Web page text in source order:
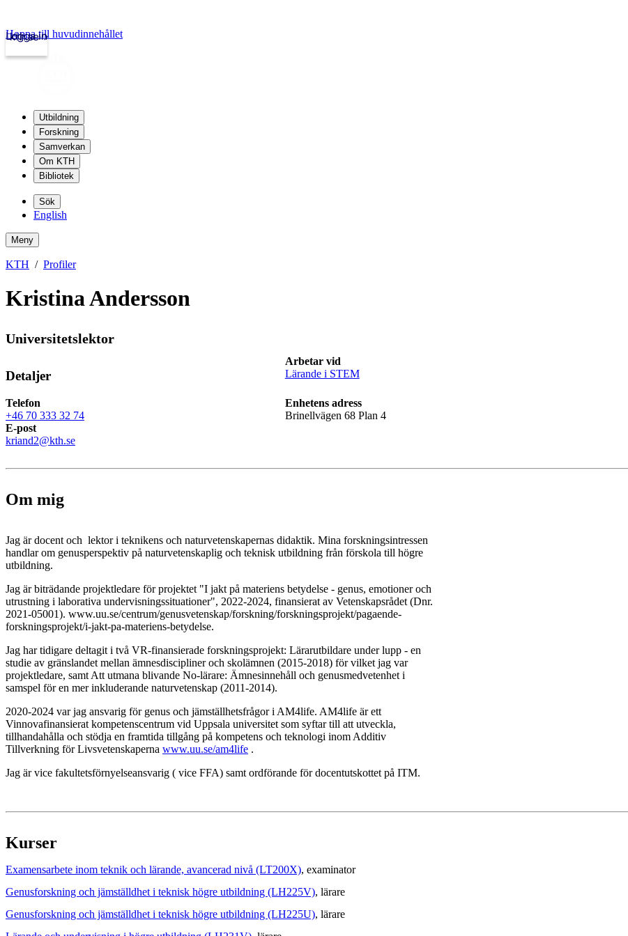
kth.se
Logga in
Hoppa till huvudinnehållet
Utbildning
Forskning
Samverkan
Om KTH
Bibliotek
Sök
English
Meny
KTH Profiler
Kristina Andersson
Universitetslektor
Detaljer
Arbetar vid
Lärande i STEM
Telefon
+46 70 333 32 74
Enhetens adress
Brinellvägen 68 Plan 4
E-post
kriand2@kth.se
Om mig
Jag är docent och lektor i teknikens och naturvetenskapernas didaktik. Mina forskningsintressen
handlar om genusperspektiv på naturvetenskaplig och teknisk utbildning från förskola till högre
utbildning.
Jag är biträdande projektledare för projektet "I jakt på materiens betydelse - genus, emotioner och
utrustning i laborativa undervisningssituationer", 2022-2024, finansierat av Vetenskapsrådet (Dnr.
2021-05001). www.uu.se/centrum/genusvetenskap/forskning/forskningsprojekt/pagaende-
forskningsprojekt/i-jakt-pa-materiens-betydelse.
Jag har tidigare deltagit i två VR-finansierade forskningsprojekt: Lärarutbildare under lupp - en
studie av gränslandet mellan ämnesdiscipliner och skolämnen (2015-2018) för vilket jag var
projektledare, samt Att utmana blivande No-lärare: Ämnesinnehåll och genusmedvetenhet i
samspel för en mer inkluderande naturvetenskap (2011-2014).
2020-2024 var jag ansvarig för genus och jämställhetsfrågor i AM4life. AM4life är ett
Vinnovafinansierat kompetenscentrum vid Uppsala universitet som syftar till att utveckla,
tillhandahålla och stödja en framtida tillgång på kompetens och teknologi inom Additiv
Tillverkning för Livsvetenskaperna www.uu.se/am4life .
Jag är vice fakultetsförnyelseansvarig ( vice FFA) samt ordförande för docentutskottet på ITM.
Kurser
Examensarbete inom teknik och lärande, avancerad nivå (LT200X), examinator
Genusforskning och jämställdhet i teknisk högre utbildning (LH225V), lärare
Genusforskning och jämställdhet i teknisk högre utbildning (LH225U), lärare